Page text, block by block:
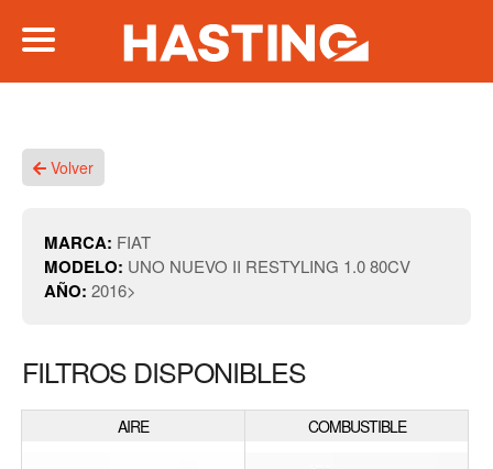
Volver
MARCA: FIAT
MODELO: UNO NUEVO II RESTYLING 1.0 80CV
AÑO: 2016>
FILTROS DISPONIBLES
AIRE COMBUSTIBLE